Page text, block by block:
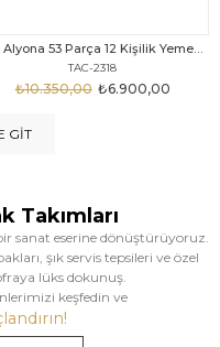
Taç Eliza Alyona 53 Parça 12 Kişilik Yemek Takımı Platin
TAC-2316
₺9.499,00
₺12.669,00
GIT
Takımları
sanat eserine dönüştürüyoruz.
şık servis tepsileri ve özel
lüks dokunuş.
keşfedin ve